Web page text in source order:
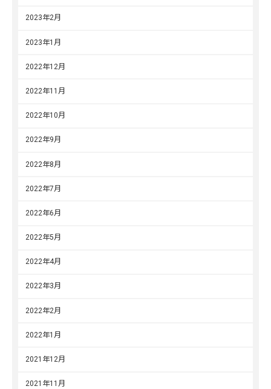
2023年2月
2023年1月
2022年12月
2022年11月
2022年10月
2022年9月
2022年8月
2022年7月
2022年6月
2022年5月
2022年4月
2022年3月
2022年2月
2022年1月
2021年12月
2021年11月